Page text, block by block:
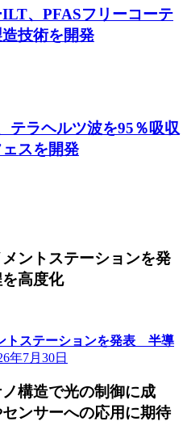
、PFASフリーコーテ
技術を開発
テラヘルツ波を95％吸収
スを開発
ントステーションを発
高度化
トステーションを発表 半導
年7月30日
構造で光の制御に成
ンサーへの応用に期待